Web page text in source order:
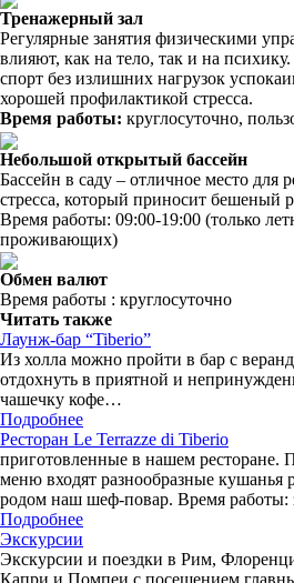
Тренажерный зал
Регулярные занятия физическими
влияют, как на тело, так и на
спорт без излишних нагрузок
хорошей профилактикой стресса.
Время работы: круглосуточно,
Небольшой открытый бассейн
Бассейн в саду – отличное место для
стресса, который приносит бешеный
Время работы: 09:00-19:00 (только
проживающих)
Обмен валют
Время работы : круглосуточно
Читать также
Лаунж-бар “Tiberio”
Из холла можно пройти в бар с
отдохнуть в приятной и
чашечку кофе…
Подробнее
Ресторан Le Terrazze di Tiberio
приготовленные в нашем ресторане.
меню входят разнообразные кушанья
родом наш шеф-повар. Время работы:
Подробнее
Экскурсии
Экскурсии и поездки в Рим,
Капри и Помпеи с посещением